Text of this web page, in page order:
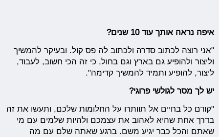
איפה נראה אותך עוד 10 שנים?
"אני רוצה לכתוב סדרה ולכתוב לה פס קול. ובעיקר להמשיך
וליצור ולהופיע גם בארץ וגם בחול, כי זה הכי חשוב, לעבוד,
ליצור, להופיע ותמיד להמשיך קדימה".
יש לך מסר לגולשי פרוגי?
"קודם כל בחיים אל תוותרו על החלומות שלכם, ותעשו את זה
בדרך אחת שהיא לאהוב את עצמכם ולהיות שלמים עם מי
שאתם והכל כבר יגיע משם. ברגע שאתה שלם עם מה